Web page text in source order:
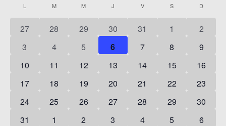
VUES
CALENDRIER
DE
ÉVÈNEMENTS
L MMARDI M MERCREDI
J VVENDREDIS D
0
évènements
27
0
évènements
28
0
évènements
29
0
évènements
30
0
évènements
31
0
évènements
1
0
2
0
évènements
3
0
évènements
4
0
évènements
5
0
évènements
6
0
évènements
7
0
évènements
8
0
9
0
évènements
10
0
évènements
11
0
évènements
12
0
évènements
13
0
évènements
14
0
évènements
15
0
16
0
évènements
17
0
évènements
18
0
évènements
19
0
évènements
20
0
évènements
21
0
évènements
22
0
23
0
évènements
24
0
évènements
25
0
évènements
26
0
évènements
27
0
évènements
28
0
évènements
29
0
30
0
31
0
1
0
2
0
3
0
4
0
5
0
6